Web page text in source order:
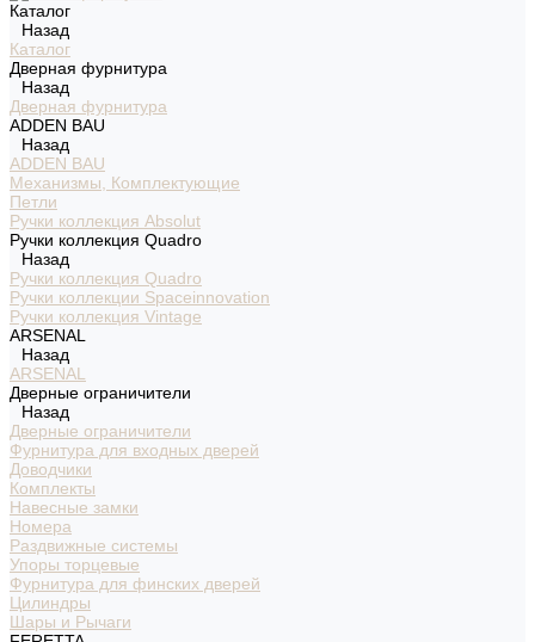
Каталог
Назад
Каталог
Дверная фурнитура
Назад
Дверная фурнитура
ADDEN BAU
Назад
ADDEN BAU
Механизмы, Комплектующие
Петли
Ручки коллекция Absolut
Ручки коллекция Quadro
Назад
Ручки коллекция Quadro
Ручки коллекции Spaceinnovation
Ручки коллекция Vintage
ARSENAL
Назад
ARSENAL
Дверные ограничители
Назад
Дверные ограничители
Фурнитура для входных дверей
Доводчики
Комплекты
Навесные замки
Номера
Раздвижные системы
Упоры торцевые
Фурнитура для финских дверей
Цилиндры
Шары и Рычаги